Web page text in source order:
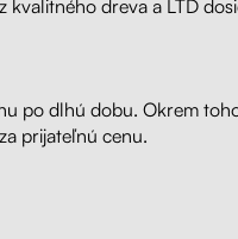
kvalitného dreva a LTD
po dlhú dobu. Okrem
prijateľnú cenu.